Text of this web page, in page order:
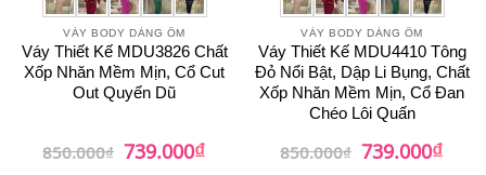
VÁY BODY DÁNG ÔM
Váy Thiết Kế MDU3826 Chất
Xốp Nhăn Mềm Mịn, Cổ Cut
Out Quyến Dũ
850.000₫ Giá
gốc
739.000₫Giá
hiện
VÁY BODY DÁNG ÔM
Váy Thiết Kế MDU4410 Tông
Đỏ Nổi Bật, Dập Li Bụng, Chất
Xốp Nhăn Mềm Mịn, Cổ Đan
Chéo Lôi Quấn
850.000₫ Giá
gốc
739.000₫Giá
hiện